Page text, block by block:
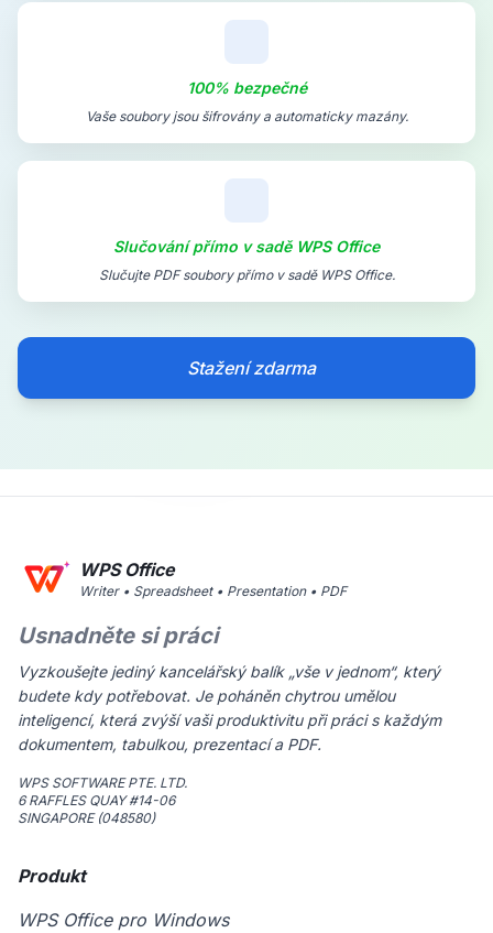
100% bezpečné
Vaše soubory jsou šifrovány a automaticky mazány.
Slučování přímo v sadě WPS Office
Slučujte PDF soubory přímo v sadě WPS Office.
Stažení zdarma
WPS Office
Writer • Spreadsheet • Presentation • PDF
Usnadněte si práci
Vyzkoušejte jediný kancelářský balík „vše v jednom“, který
budete kdy potřebovat. Je poháněn chytrou umělou
inteligencí, která zvýší vaši produktivitu při práci s každým
dokumentem, tabulkou, prezentací a PDF.
WPS SOFTWARE PTE. LTD.
6 RAFFLES QUAY #14-06
SINGAPORE (048580)
Produkt
WPS Office pro Windows